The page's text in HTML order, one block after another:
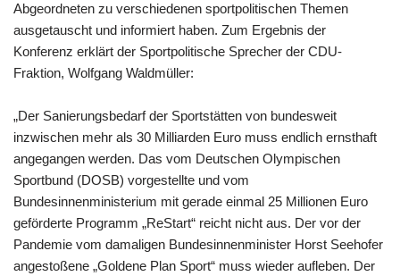
Abgeordneten zu verschiedenen sportpolitischen Themen
ausgetauscht und informiert haben. Zum Ergebnis der
Konferenz erklärt der Sportpolitische Sprecher der CDU-
Fraktion, Wolfgang Waldmüller:
„Der Sanierungsbedarf der Sportstätten von bundesweit
inzwischen mehr als 30 Milliarden Euro muss endlich ernsthaft
angegangen werden. Das vom Deutschen Olympischen
Sportbund (DOSB) vorgestellte und vom
Bundesinnenministerium mit gerade einmal 25 Millionen Euro
geförderte Programm „ReStart“ reicht nicht aus. Der vor der
Pandemie vom damaligen Bundesinnenminister Horst Seehofer
angestoßene „Goldene Plan Sport“ muss wieder aufleben. Der